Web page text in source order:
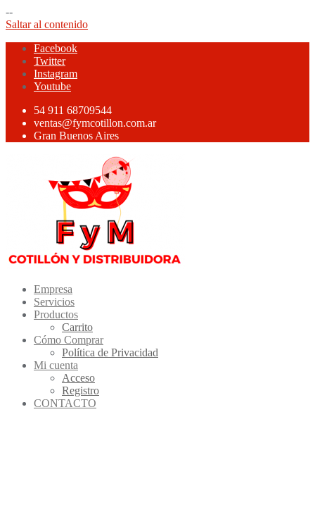
--
Saltar al contenido
Facebook
Twitter
Instagram
Youtube
54 911 68709544
ventas@fymcotillon.com.ar
Gran Buenos Aires
Empresa
Servicios
Productos
Carrito
Cómo Comprar
Política de Privacidad
Mi cuenta
Acceso
Registro
CONTACTO